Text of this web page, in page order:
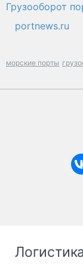
Грузооборот
portnews.ru
морские порты